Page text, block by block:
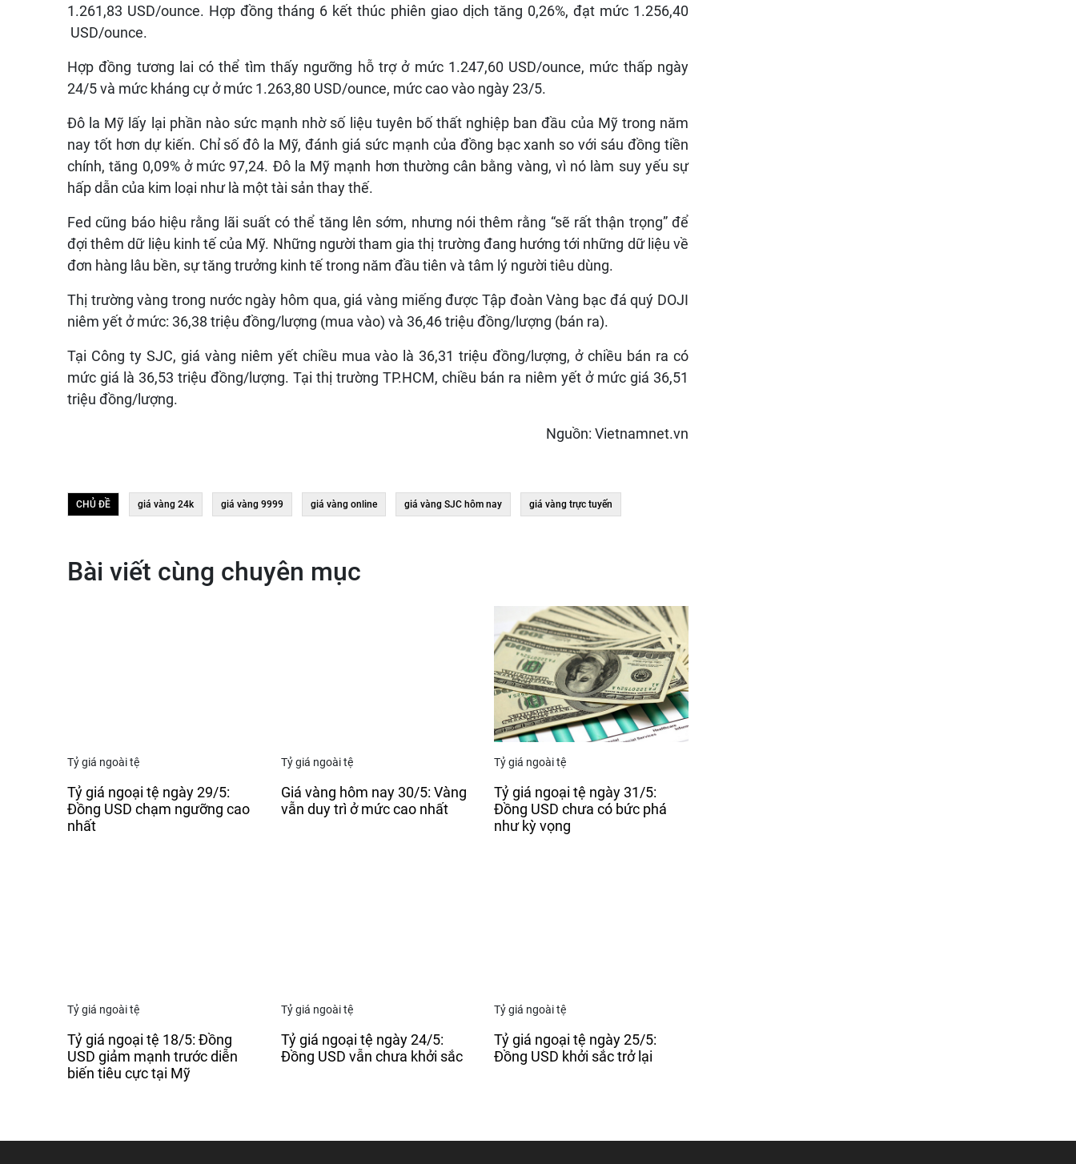
1.261,83 USD/ounce. Hợp đồng tháng 6 kết thúc phiên giao dịch tăng 0,26%, đạt mức 1.256,40
USD/ounce.
Hợp đồng tương lai có thể tìm thấy ngưỡng hỗ trợ ở mức 1.247,60 USD/ounce, mức thấp ngày
24/5 và mức kháng cự ở mức 1.263,80 USD/ounce, mức cao vào ngày 23/5.
Đô la Mỹ lấy lại phần nào sức mạnh nhờ số liệu tuyên bố thất nghiệp ban đầu của Mỹ trong năm
nay tốt hơn dự kiến. Chỉ số đô la Mỹ, đánh giá sức mạnh của đồng bạc xanh so với sáu đồng tiền
chính, tăng 0,09% ở mức 97,24. Đô la Mỹ mạnh hơn thường cân bằng vàng, vì nó làm suy yếu sự
hấp dẫn của kim loại như là một tài sản thay thế.
Fed cũng báo hiệu rằng lãi suất có thể tăng lên sớm, nhưng nói thêm rằng “sẽ rất thận trọng” để
đợi thêm dữ liệu kinh tế của Mỹ. Những người tham gia thị trường đang hướng tới những dữ liệu về
đơn hàng lâu bền, sự tăng trưởng kinh tế trong năm đầu tiên và tâm lý người tiêu dùng.
Thị trường vàng trong nước ngày hôm qua, giá vàng miếng được Tập đoàn Vàng bạc đá quý DOJI
niêm yết ở mức: 36,38 triệu đồng/lượng (mua vào) và 36,46 triệu đồng/lượng (bán ra).
Tại Công ty SJC, giá vàng niêm yết chiều mua vào là 36,31 triệu đồng/lượng, ở chiều bán ra có
mức giá là 36,53 triệu đồng/lượng. Tại thị trường TP.HCM, chiều bán ra niêm yết ở mức giá 36,51
triệu đồng/lượng.
Nguồn: Vietnamnet.vn
CHỦ ĐỀ giá vàng 24k giá vàng 9999 giá vàng online giá vàng SJC hôm nay giá vàng trực tuyến
Bài viết cùng chuyên mục
Tỷ giá ngoài tệ
Tỷ giá ngoại tệ ngày 29/5:
Đồng USD chạm ngưỡng cao
nhất
Tỷ giá ngoài tệ
Giá vàng hôm nay 30/5: Vàng
vẫn duy trì ở mức cao nhất
Tỷ giá ngoài tệ
Tỷ giá ngoại tệ ngày 31/5:
Đồng USD chưa có bức phá
như kỳ vọng
Tỷ giá ngoài tệ
Tỷ giá ngoại tệ 18/5: Đồng
USD giảm mạnh trước diễn
biến tiêu cực tại Mỹ
Tỷ giá ngoài tệ
Tỷ giá ngoại tệ ngày 24/5:
Đồng USD vẫn chưa khởi sắc
Tỷ giá ngoài tệ
Tỷ giá ngoại tệ ngày 25/5:
Đồng USD khởi sắc trở lại